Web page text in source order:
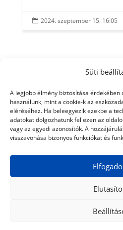
Süti
A legjobb élmény biztosítása érdekében
használunk, mint a cookie-k az
eléréséhez. Ha beleegyezik ezekbe a
adatokat dolgozhatunk fel ezen az
vagy az egyedi azonosítók. A
visszavonása bizonyos funkciókat és
 2024. szeptember 15. 16:05
© 2024 Tiéd a Világ